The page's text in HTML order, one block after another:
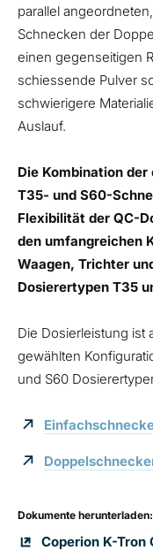
parallel
Schnecken der
einen gegenseitigen
schiessende Pulver
schwierigere
Auslauf.
Die Kombination
T35- und S60-
Flexibilität der QC-
den umfangreichen
Waagen, Trichter
Dosierertypen T35
Die Dosierleistung ist
gewählten
und S60
Dokumente herunterladen:
Coperion K-Tron